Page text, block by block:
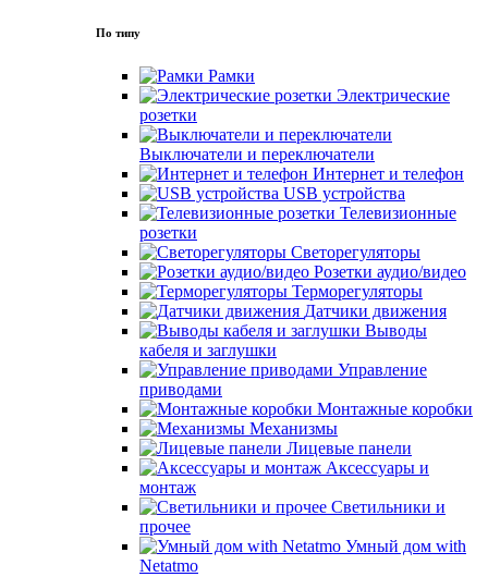
По типу
Рамки
Электрические
розетки
Выключатели и переключатели
Интернет и телефон
USB устройства
Телевизионные
розетки
Светорегуляторы
Розетки аудио/видео
Терморегуляторы
Датчики движения
Выводы
кабеля и заглушки
Управление
приводами
Монтажные коробки
Механизмы
Лицевые панели
Аксессуары и
монтаж
Светильники и
прочее
Умный дом with
Netatmo